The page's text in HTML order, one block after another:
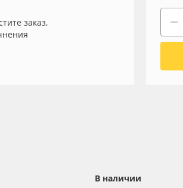
заказ,
В наличии